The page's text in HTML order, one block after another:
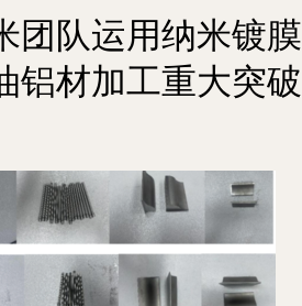
团队运用纳米镀膜
铝材加工重大突破